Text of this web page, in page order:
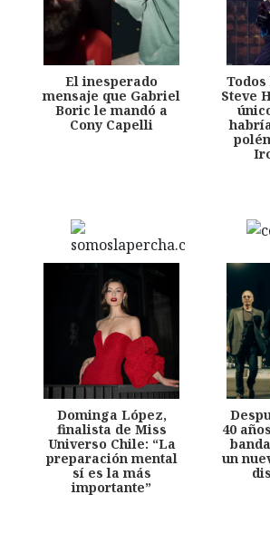
El inesperado
mensaje que Gabriel
Boric le mandó a
Cony Capelli
Steve
Dominga López,
finalista de Miss
Universo Chile: “La
preparación mental
sí es la más
importante”
40
un